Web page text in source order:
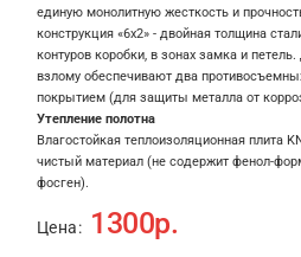
единую монолитную жесткость и
конструкция «6x2» - двойная толщина
контуров коробки, в зонах замка и
взлому обеспечивают два
покрытием (для защиты металла от
Утепление полотна
Влагостойкая теплоизоляционная плита
чистый материал (не содержит фенол-
фосген).
Цена: 1300р.